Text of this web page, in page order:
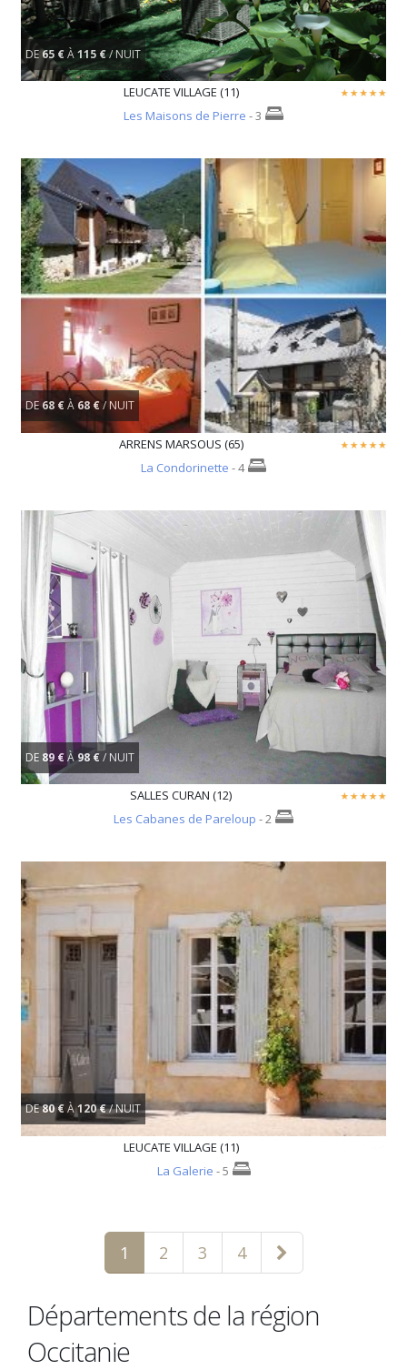
DE65 €À115 €/ NUIT
LEUCATE VILLAGE (11)
Les Maisons de Pierre - 3
DE68 €À 68 €/ NUIT
ARRENS MARSOUS (65)
La Condorinette - 4
DE 89 €À98 €/ NUIT
SALLES CURAN (12)
Les Cabanes de Pareloup - 2
DE80 €À120 €/ NUIT
LEUCATE VILLAGE (11)
La Galerie - 5
1 2 3 4
Départements de la région
Occitanie